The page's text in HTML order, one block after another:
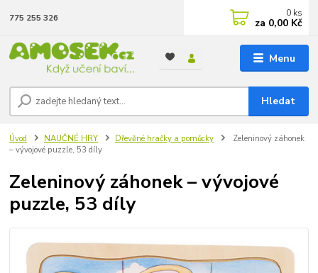
Menu
Hledat
775 255 326 0 ks
za 0,00 Kč
Úvod NAUČNÉ HRY Dřevěné hračky a pomůcky
Zeleninový záhonek
– vývojové puzzle, 53 díly
Zeleninový záhonek – vývojové
puzzle, 53 díly